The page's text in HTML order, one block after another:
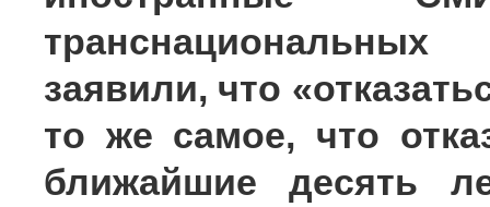
заявили, что
то же самое, что
ближайшие десять